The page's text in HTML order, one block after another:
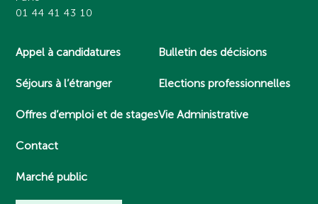
01 44 41 43 10
Appel à candidatures
Séjours à l’étranger
Offres d’emploi et de stages
Contact
Marché public
Bulletin des décisions
Elections professionnelles
Vie Administrative